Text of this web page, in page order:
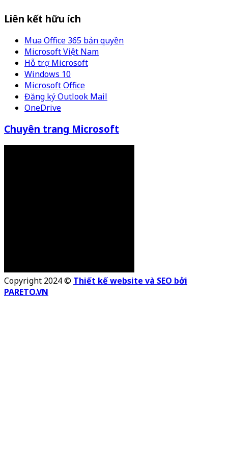
Liên kết hữu ích
Mua Office 365 bản quyền
Microsoft Việt Nam
Hỗ trợ Microsoft
Windows 10
Microsoft Office
Đăng ký Outlook Mail
OneDrive
Chuyên trang Microsoft
Copyright 2024 © Thiết kế website và SEO bởi
PARETO.VN